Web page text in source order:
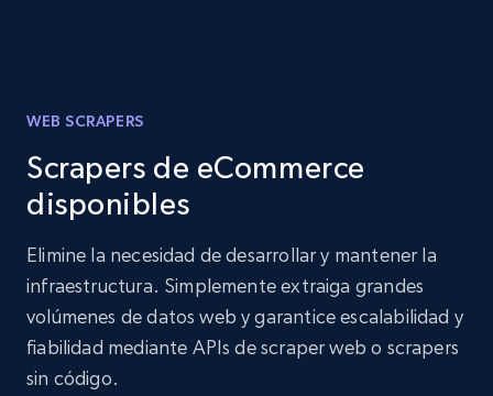
WEB SCRAPERS
Scrapers de eCommerce
disponibles
Elimine la necesidad de desarrollar y mantener la
infraestructura. Simplemente extraiga grandes
volúmenes de datos web y garantice escalabilidad y
fiabilidad mediante APIs de scraper web o scrapers
sin código.